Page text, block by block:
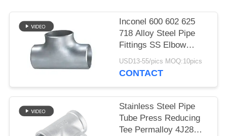
Inconel 600 602 625
718 Alloy Steel Pipe
Fittings SS Elbow
Reducer Tee Cap
USD13-55/pics MOQ:10pics
CONTACT
Stainless Steel Pipe
Tube Press Reducing
Tee Permalloy 4J28